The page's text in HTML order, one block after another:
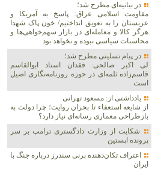
در بیانیه‌ای مطرح شد؛
مقاومت اسلامی عراق: پاسخ به آمریکا و
عربستان را به تعویق انداختیم/ خون پاک شهدا
هرگز کالا و معامله‌ای در بازار سهم‌خواهی‌ها و
محاسبات سیاسی نبوده و نخواهد بود
در پیام تسلیتی مطرح شد؛
لی اکبر صالحی: فقدان استاد ابوالقاسم
قاسم‌زاده ثلمه‌ای در حوزه روزنامه‌نگاری اصیل
است
یادداشتی از: مسعود تهرانی
از شایعه استعفاء تا بحران روایت؛ چرا دولت به
بازطراحی معماری رسانه‌ای نیاز دارد؟
شکایت از وزارت دادگستری ترامپ بر سر
پرونده اپستین
اعتراف تکان‌دهنده برنی سندرز درباره جنگ با
ایران